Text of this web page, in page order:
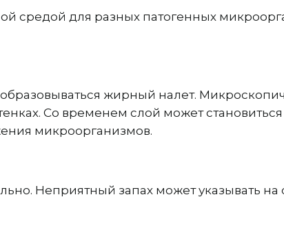
средой для разных патогенных
жирный налет.
Со временем слой может
микроорганизмов.
Неприятный запах может указывать на